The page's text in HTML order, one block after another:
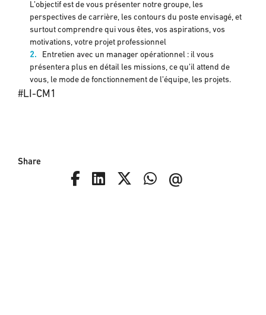
L’objectif est de vous présenter notre groupe, les
perspectives de carrière, les contours du poste envisagé, et
surtout comprendre qui vous êtes, vos aspirations, vos
motivations, votre projet professionnel
Entretien avec un manager opérationnel : il vous
présentera plus en détail les missions, ce qu’il attend de
vous, le mode de fonctionnement de l’équipe, les projets.
#LI-CM1
Share